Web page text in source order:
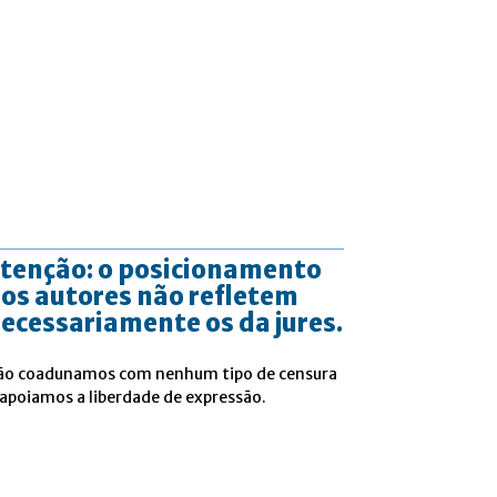
o posicionamento
autores não refletem
os da jures.
coadunamos com nenhum tipo de censura
a liberdade de expressão.